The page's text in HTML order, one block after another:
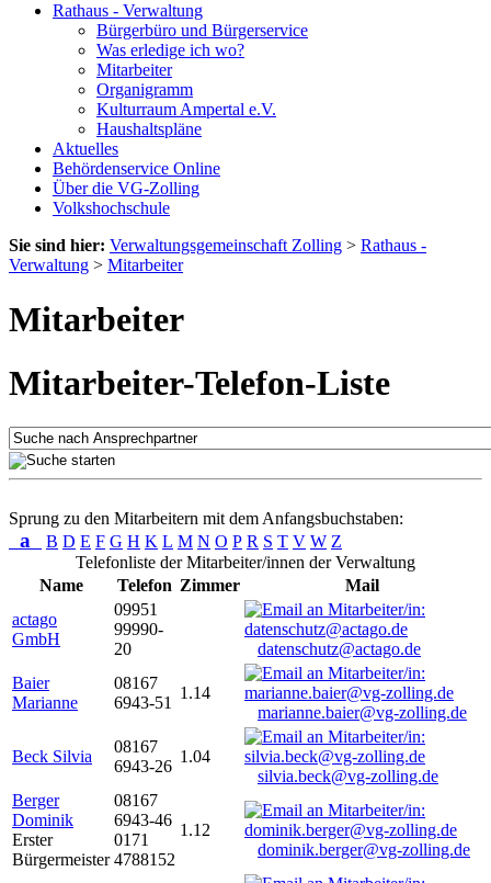
Rathaus - Verwaltung
Bürgerbüro und Bürgerservice
Was erledige ich wo?
Mitarbeiter
Organigramm
Kulturraum Ampertal e.V.
Haushaltspläne
Aktuelles
Behördenservice Online
Über die VG-Zolling
Volkshochschule
Sie sind hier: Verwaltungsgemeinschaft Zolling > Rathaus -
Verwaltung > Mitarbeiter
Mitarbeiter
Mitarbeiter-Telefon-Liste
Sprung zu den Mitarbeitern mit dem Anfangsbuchstaben:
a B D E F G H K L M N O P R S T V W Z
Telefonliste der Mitarbeiter/innen der Verwaltung
Name
Telefon Zimmer
Mail
actago
GmbH
09951
99990-
20
datenschutz@actago.de
Baier
Marianne
08167
6943-51
1.14
marianne.baier@vg-zolling.de
Beck Silvia
08167
6943-26
1.04
silvia.beck@vg-zolling.de
Berger
Dominik
Erster
Bürgermeister
08167
6943-46
0171
4788152
1.12
dominik.berger@vg-zolling.de